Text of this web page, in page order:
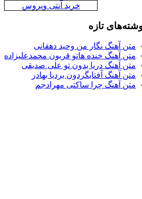
خرید آنتی ویروس
تازه
متن آهنگ نگار من وحید دهقانی
متن آهنگ خنده هاتو قربون محمدعلیزاده
متن آهنگ دریا بدون تو علی صدیقی
متن آهنگ آفتابگردون بردیا بهادر
متن آهنگ چرا ساکتی مهرادجم